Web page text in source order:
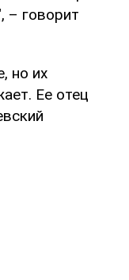
– говорит
но их
Ее отец